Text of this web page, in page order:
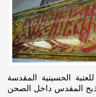
الحسينية المقدسة
المقدس داخل الصحن